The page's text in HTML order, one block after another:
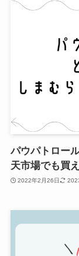
パウパトロー
天市場でも買
2022年2月26日